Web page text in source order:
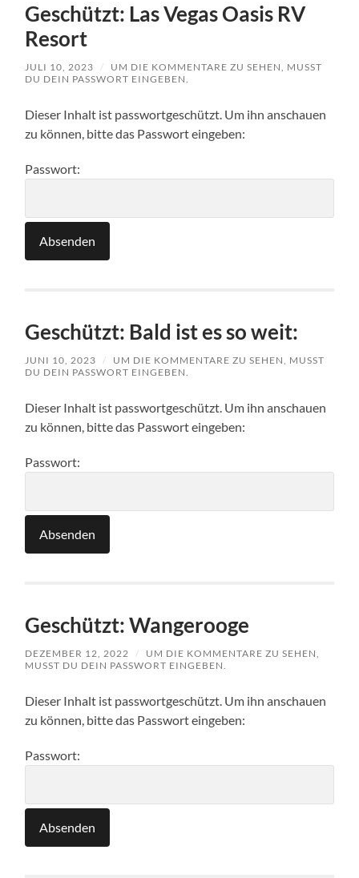
Geschützt: Las Vegas Oasis RV
Resort
JULI 10, 2023 /
UM DIE KOMMENTARE ZU SEHEN, MUSST
DU DEIN PASSWORT EINGEBEN.
Dieser Inhalt ist passwortgeschützt. Um ihn anschauen
zu können, bitte das Passwort eingeben:
Passwort:
Geschützt: Bald ist es so weit:
JUNI 10, 2023 /
UM DIE KOMMENTARE ZU SEHEN, MUSST
DU DEIN PASSWORT EINGEBEN.
Dieser Inhalt ist passwortgeschützt. Um ihn anschauen
zu können, bitte das Passwort eingeben:
Passwort:
Geschützt: Wangerooge
DEZEMBER 12, 2022 /
UM DIE KOMMENTARE ZU SEHEN,
MUSST DU DEIN PASSWORT EINGEBEN.
Dieser Inhalt ist passwortgeschützt. Um ihn anschauen
zu können, bitte das Passwort eingeben:
Passwort: